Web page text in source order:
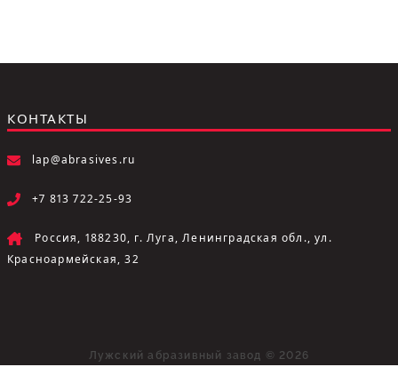
КОНТАКТЫ
lap@abrasives.ru
+7 813 722-25-93
Россия, 188230, г. Луга, Ленинградская обл., ул.
Красноармейская, 32
Лужский абразивный завод © 2026